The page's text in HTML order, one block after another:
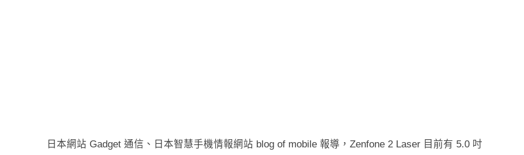
日本網站 Gadget 通信、日本智慧手機情報網站 blog of mobile 報導，Zenfone 2 Laser 目前有 5.0 吋